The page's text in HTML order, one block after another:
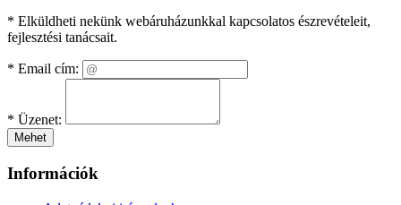
* Elküldheti nekünk webáruházunkkal kapcsolatos észrevételeit,
fejlesztési tanácsait.
* Email cím:
* Üzenet:
Mehet
Információk